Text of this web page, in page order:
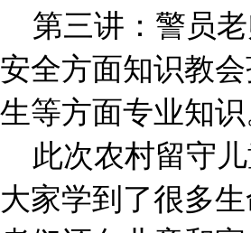
第三讲：警员
安全方面知识教
生等方面专业知识
此次农村留守
大家学到了很多